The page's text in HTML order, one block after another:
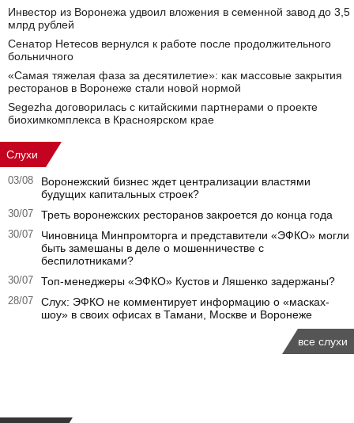
Инвестор из Воронежа удвоил вложения в семенной завод до 3,5
млрд рублей
Сенатор Нетесов вернулся к работе после продолжительного
больничного
«Самая тяжелая фаза за десятилетие»: как массовые закрытия
ресторанов в Воронеже стали новой нормой
Segezha договорилась с китайскими партнерами о проекте
биохимкомплекса в Красноярском крае
Слухи
03/08
Воронежский бизнес ждет централизации властями
будущих капитальных строек?
30/07 Треть воронежских ресторанов закроется до конца года
30/07
Чиновница Минпромторга и представители «ЭФКО» могли
быть замешаны в деле о мошенничестве с
беспилотниками?
30/07 Топ-менеджеры «ЭФКО» Кустов и Ляшенко задержаны?
28/07
Слух: ЭФКО не комментирует информацию о «масках-
шоу» в своих офисах в Тамани, Москве и Воронеже
все слухи